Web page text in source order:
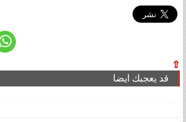
⇧
قد يعجبك ايضا